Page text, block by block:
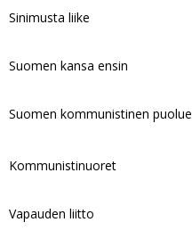
Sinimusta liike
Suomen kansa ensin
Suomen kommunistinen puolue
Kommunistinuoret
Vapauden liitto